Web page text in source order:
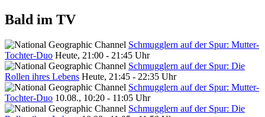
Bald im TV
Schmugglern auf der Spur: Mutter-
Tochter-Duo Heute, 21:00 - 21:45 Uhr
Schmugglern auf der Spur: Die
Rollen ihres Lebens Heute, 21:45 - 22:35 Uhr
Schmugglern auf der Spur: Mutter-
Tochter-Duo 10.08., 10:20 - 11:05 Uhr
Schmugglern auf der Spur: Die